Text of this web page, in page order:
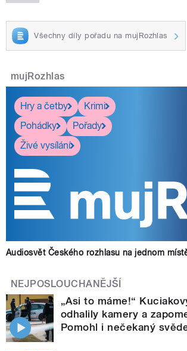
Všechny díly pořadu na mujRozhlas
mujRozhlas
Hry a četby
Krimi
Pohádky
Pořady
Živé vysílání
Audiosvět Českého rozhlasu na jednom
NEJPOSLOUCHANĚJŠÍ
„Asi to máme!“
odhalily kamery a
Pomohl i nečekaný